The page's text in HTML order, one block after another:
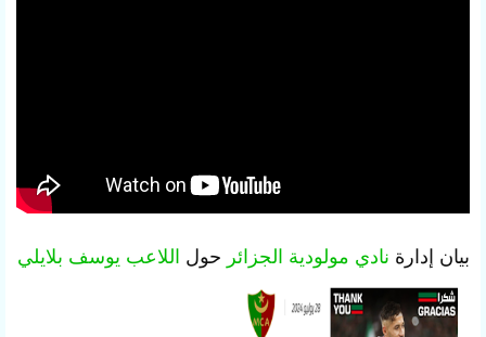
بيان إدارة نادي مولودية الجزائر حول اللاعب يوسف بلايلي